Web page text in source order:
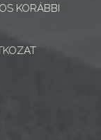
KORÁBBI